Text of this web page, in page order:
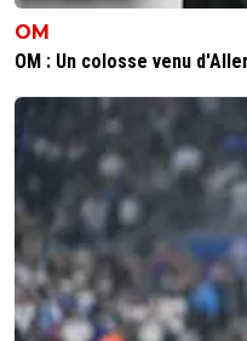
OM
OM : Un colosse venu